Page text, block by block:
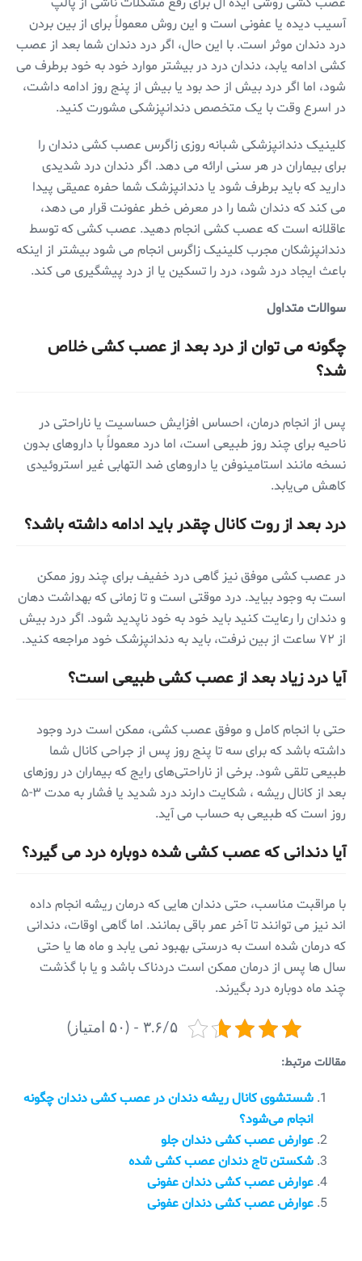
آسیب دیده یا عفونی است و این روش معمولاً برای از بین بردن
درد دندان موثر است. با این حال، اگر درد دندان شما بعد از عصب
کشی ادامه یابد، دندان درد در بیشتر موارد خود به خود برطرف می
شود، اما اگر درد بیش از حد بود یا بیش از پنج روز ادامه داشت،
در اسرع وقت با یک متخصص دندانپزشکی مشورت کنید.
کلینیک دندانپزشکی شبانه روزی زاگرس عصب کشی دندان را
برای بیماران در هر سنی ارائه می دهد. اگر دندان درد شدیدی
دارید که باید برطرف شود یا دندانپزشک شما حفره عمیقی پیدا
می کند که دندان شما را در معرض خطر عفونت قرار می دهد،
عاقلانه است که عصب کشی انجام دهید. عصب کشی که توسط
دندانپزشکان مجرب کلینیک زاگرس انجام می شود بیشتر از اینکه
باعث ایجاد درد شود، درد را تسکین یا از درد پیشگیری می کند.
سوالات متداول
چگونه می توان از درد بعد از عصب کشی خلاص
شد؟
پس از انجام درمان، احساس افزایش حساسیت یا ناراحتی در
ناحیه برای چند روز طبیعی است، اما درد معمولاً با داروهای بدون
نسخه مانند استامینوفن یا داروهای ضد التهابی غیر استروئیدی
کاهش می‌یابد.
درد بعد از روت کانال چقدر باید ادامه داشته باشد؟
در عصب کشی موفق نیز گاهی درد خفیف برای چند روز ممکن
است به وجود بیاید. درد موقتی است و تا زمانی که بهداشت دهان
و دندان را رعایت کنید باید خود به خود ناپدید شود. اگر درد بیش
از ۷۲ ساعت از بین نرفت، باید به دندانپزشک خود مراجعه کنید.
آیا درد زیاد بعد از عصب کشی طبیعی است؟
حتی با انجام کامل و موفق عصب کشی، ممکن است درد وجود
داشته باشد که برای سه تا پنج روز پس از جراحی کانال شما
طبیعی تلقی شود. برخی از ناراحتی‌های رایج که بیماران در روزهای
بعد از کانال ریشه ، شکایت دارند درد شدید یا فشار به مدت ۳-۵
روز است که طبیعی به حساب می آید.
آیا دندانی که عصب کشی شده دوباره درد می گیرد؟
با مراقبت مناسب، حتی دندان هایی که درمان ریشه انجام داده
اند نیز می توانند تا آخر عمر باقی بمانند. اما گاهی اوقات، دندانی
که درمان شده است به درستی بهبود نمی یابد و ماه ها یا حتی
سال ها پس از درمان ممکن است دردناک باشد و یا با گذشت
چند ماه دوباره درد بگیرند.
۳.۶/۵ - (۵۰ امتیاز)
مقالات مرتبط:
شستشوی کانال ریشه دندان در عصب کشی دندان چگونه
انجام می‌شود؟
عوارض عصب کشی دندان جلو
شکستن تاج دندان عصب کشی شده
عوارض عصب کشی دندان عفونی
عوارض عصب کشی دندان عفونی